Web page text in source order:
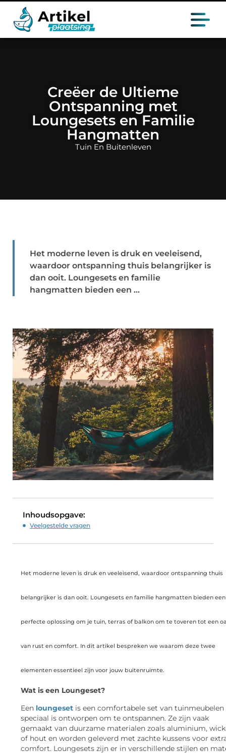
Creëer de Ultieme
Ontspanning met
Loungesets en Familie
Hangmatten
Tuin En Buitenleven
Het moderne leven is druk en veeleisend,
waardoor ontspanning thuis belangrijker is
dan ooit. Loungesets en familie
hangmatten bieden een ...
Inhoudsopgave:
Veelgestelde vragen
Het moderne leven is druk en veeleisend, waardoor ontspanning thuis
belangrijker is dan ooit. Loungesets en familie hangmatten bieden een
perfecte oplossing om je tuin, terras of balkon om te toveren tot een
van rust en comfort. In dit artikel bespreken we waarom deze twee
elementen essentieel zijn voor jouw buitenruimte.
Wat is een Loungeset?
Een loungeset is een comfortabele set van tuinmeubelen
speciaal is ontworpen om te ontspannen. Ze zijn vaak
gemaakt van duurzame materialen zoals aluminium,
of hout en worden geleverd met zachte kussens voor
comfort. Loungesets zijn er in verschillende stijlen en